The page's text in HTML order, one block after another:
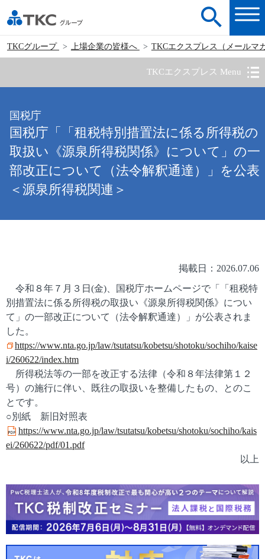
TKCグループ 上場企業の皆様へ TKCエクスプレス（メールマ
TKCエクスプレス Menu
国税庁
国税庁「「租税特別措置法に係る所得税の
取扱い《源泉所得税関係》について」の一
部改正について（法令解釈通達）」を公表
＜源泉所得税関連＞
掲載日：2026.07.06
令和８年７月３日(金)、国税庁ホームページで「「租税特
別措置法に係る所得税の取扱い《源泉所得税関係》につい
て」の一部改正について（法令解釈通達）」が公表されま
した。
https://www.nta.go.jp/law/tsutatsu/kobetsu/shotoku/sochiho/kaise
i/260622/index.htm
所得税法等の一部を改正する法律（令和８年法律第１２
号）の施行に伴い、既往の取扱いを整備したもの、とのこ
とです。
○別紙 新旧対照表
https://www.nta.go.jp/law/tsutatsu/kobetsu/shotoku/sochiho/kais
ei/260622/pdf/01.pdf
以上